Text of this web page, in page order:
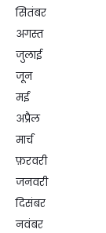
सितंबर
अगस्त
जुलाई
जून
मई
अप्रैल
मार्च
फ़रवरी
जनवरी
दिसंबर
नवंबर